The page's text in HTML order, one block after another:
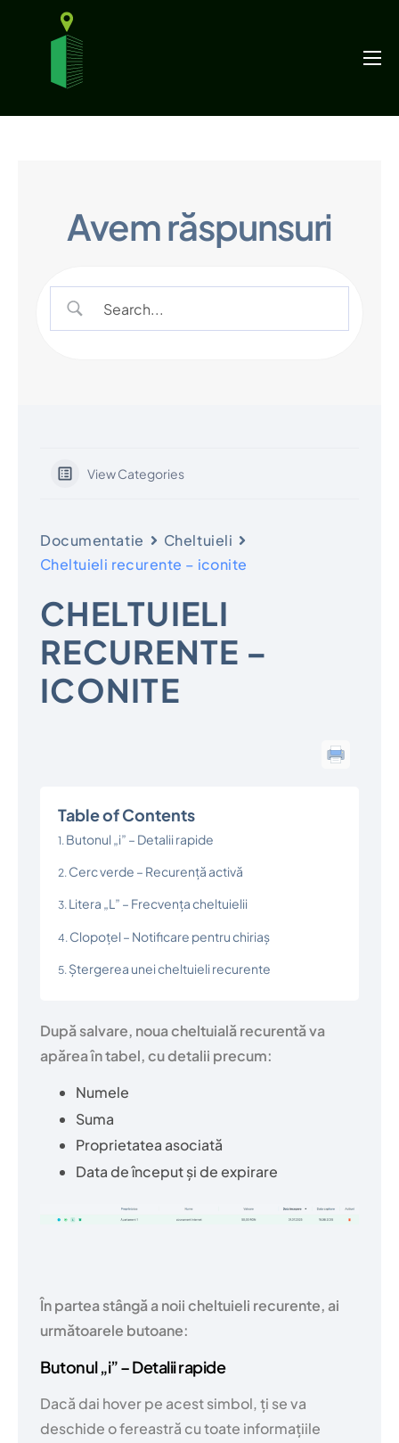
Funcționalități
Ghiduri
Avem răspunsuri
View Categories
Documentatie
Cheltuieli
Cheltuieli recurente – iconite
CHELTUIELI
RECURENTE –
ICONITE
Table of Contents
Butonul „i” – Detalii rapide
Cerc verde – Recurență activă
Litera „L” – Frecvența cheltuielii
Clopoțel – Notificare pentru chiriaș
Ștergerea unei cheltuieli recurente
După salvare, noua cheltuială recurentă va
apărea în tabel, cu detalii precum:
Numele
Suma
Proprietatea asociată
Data de început și de expirare
În partea stângă a noii cheltuieli recurente, ai
următoarele butoane:
Butonul „i” – Detalii rapide
Dacă dai hover pe acest simbol, ți se va
deschide o fereastră cu toate informațiile